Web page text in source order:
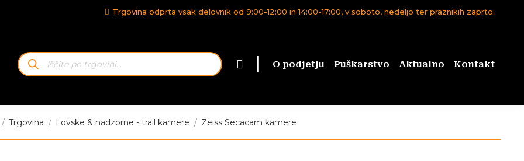
Trgovina odprta vsak delovnik od 9:00-12:00 in 14:00-17:00, v soboto, nedeljo ter praznikih zaprto.
Iskanje
izdelkov
O podjetju Puškarstvo Aktualno Kontakt
Trgovina Lovske & nadzorne - trail kamere Zeiss Secacam kamere